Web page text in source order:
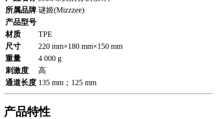
所属品牌 谜姬(Mizzzee)
产品型号
材质
TPE
尺寸
220 mm×180 mm×150 mm
重量
4 000 g
刺激度
高
通道长度 135 mm；125 mm
产品特性